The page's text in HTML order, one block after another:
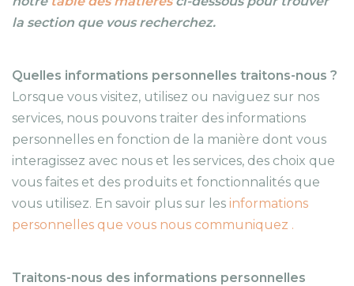
la section que vous recherchez.
Quelles informations personnelles traitons-nous ?
Lorsque vous visitez, utilisez ou naviguez sur nos
services, nous pouvons traiter des informations
personnelles en fonction de la manière dont vous
interagissez avec nous et les services, des choix que
vous faites et des produits et fonctionnalités que
vous utilisez. En savoir plus sur les informations
personnelles que vous nous communiquez .
Traitons-nous des informations personnelles